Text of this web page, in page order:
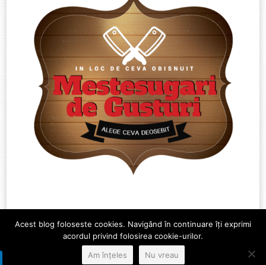
Acest blog foloseste cookies. Navigând în continuare îți exprimi
acordul privind folosirea cookie-urilor.
Am înțeles
Nu vreau